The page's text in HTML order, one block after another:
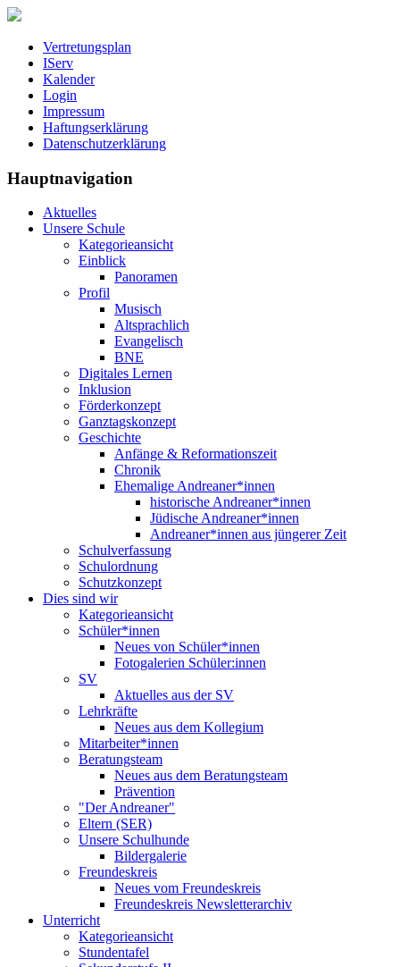
Vertretungsplan
IServ
Kalender
Login
Impressum
Haftungserklärung
Datenschutzerklärung
Hauptnavigation
Aktuelles
Unsere Schule
Kategorieansicht
Einblick
Panoramen
Profil
Musisch
Altsprachlich
Evangelisch
BNE
Digitales Lernen
Inklusion
Förderkonzept
Ganztagskonzept
Geschichte
Anfänge & Reformationszeit
Chronik
Ehemalige Andreaner*innen
historische Andreaner*innen
Jüdische Andreaner*innen
Andreaner*innen aus jüngerer Zeit
Schulverfassung
Schulordnung
Schutzkonzept
Dies sind wir
Kategorieansicht
Schüler*innen
Neues von Schüler*innen
Fotogalerien Schüler:innen
SV
Aktuelles aus der SV
Lehrkräfte
Neues aus dem Kollegium
Mitarbeiter*innen
Beratungsteam
Neues aus dem Beratungsteam
Prävention
"Der Andreaner"
Eltern (SER)
Unsere Schulhunde
Bildergalerie
Freundeskreis
Neues vom Freundeskreis
Freundeskreis Newsletterarchiv
Unterricht
Kategorieansicht
Stundentafel